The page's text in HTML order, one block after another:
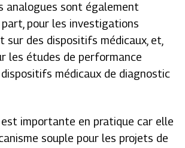
analogues sont également
part, pour les investigations
sur des dispositifs médicaux, et,
les études de performance
médicaux de diagnostic
importante en pratique car elle
souple pour les projets de